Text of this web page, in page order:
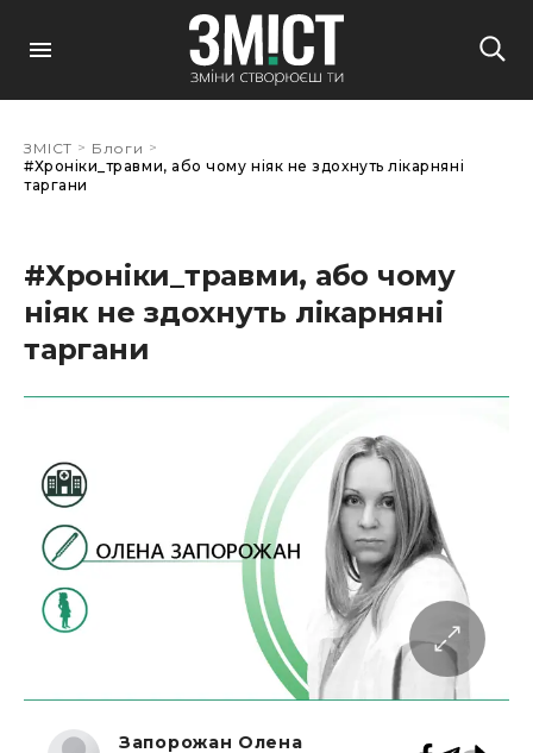
ЗМІСТ > Блоги >
#Хроніки_травми, або чому ніяк не здохнуть лікарняні
таргани
#Хроніки_травми, або чому
ніяк не здохнуть лікарняні
таргани
Запорожан Олена